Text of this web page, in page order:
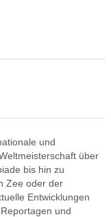
und
über
bis hin zu
Zee oder der
Entwicklungen
und